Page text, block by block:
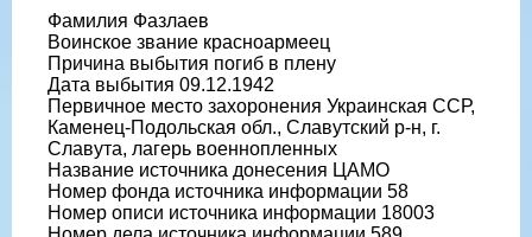
Фамилия Фазлаев
Воинское звание красноармеец
Причина выбытия погиб в плену
Дата выбытия 09.12.1942
Первичное место захоронения Украинская ССР,
Каменец-Подольская обл., Славутский р-н, г.
Славута, лагерь военнопленных
Название источника донесения ЦАМО
Номер фонда источника информации 58
Номер описи источника информации 18003